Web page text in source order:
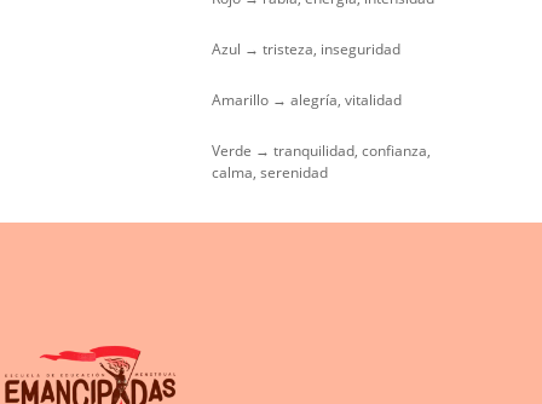
Azul → tristeza, inseguridad
Amarillo → alegría, vitalidad
Verde → tranquilidad, confianza,
calma, serenidad